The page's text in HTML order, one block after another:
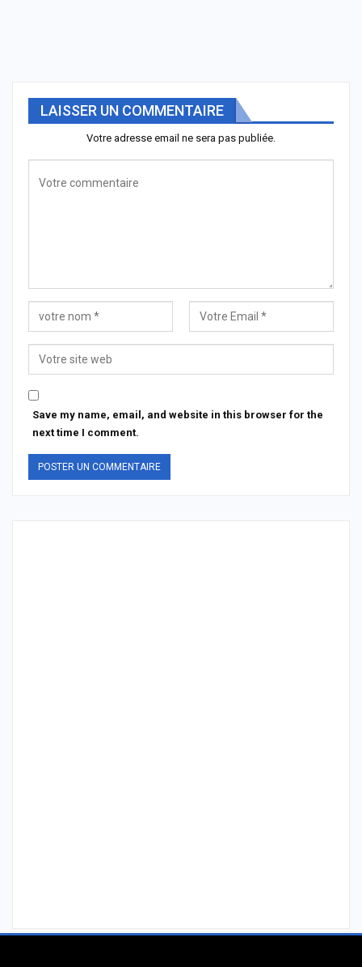
LAISSER UN COMMENTAIRE
Votre adresse email ne sera pas publiée.
Save my name, email, and website in this browser for the
next time I comment.